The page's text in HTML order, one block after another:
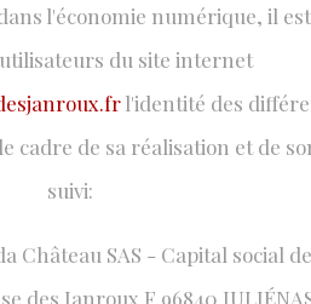
l'économie numérique, il est
du site internet
l'identité des
cadre de sa réalisation et de
suivi:
Château SAS - Capital social de
des Janroux F 96840